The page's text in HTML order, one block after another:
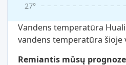
27°
Vandens temperatūra
vandens temperatūra šioje
Remiantis mūsų